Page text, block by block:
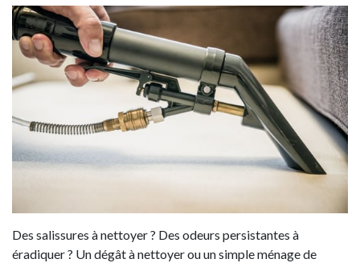
Des salissures à nettoyer ? Des odeurs persistantes à
éradiquer ? Un dégât à nettoyer ou un simple ménage de